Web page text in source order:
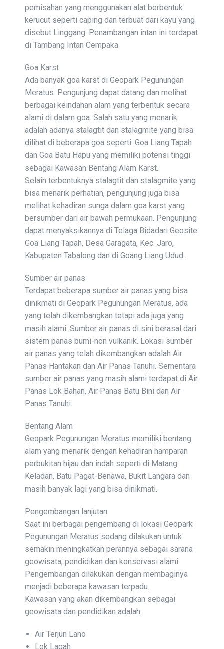
pemisahan yang menggunakan alat berbentuk
kerucut seperti caping dan terbuat dari kayu yang
disebut Linggang. Penambangan intan ini terdapat
di Tambang Intan Cempaka.
Goa Karst
Ada banyak goa karst di Geopark Pegunungan
Meratus. Pengunjung dapat datang dan melihat
berbagai keindahan alam yang terbentuk secara
alami di dalam goa. Salah satu yang menarik
adalah adanya stalagtit dan stalagmite yang bisa
dilihat di beberapa goa seperti: Goa Liang Tapah
dan Goa Batu Hapu yang memiliki potensi tinggi
sebagai Kawasan Bentang Alam Karst.
Selain terbentuknya stalagtit dan stalagmite yang
bisa menarik perhatian, pengunjung juga bisa
melihat kehadiran sunga dalam goa karst yang
bersumber dari air bawah permukaan. Pengunjung
dapat menyaksikannya di Telaga Bidadari Geosite
Goa Liang Tapah, Desa Garagata, Kec. Jaro,
Kabupaten Tabalong dan di Goang Liang Udud.
Sumber air panas
Terdapat beberapa sumber air panas yang bisa
dinikmati di Geopark Pegunungan Meratus, ada
yang telah dikembangkan tetapi ada juga yang
masih alami. Sumber air panas di sini berasal dari
sistem panas bumi-non vulkanik. Lokasi sumber
air panas yang telah dikembangkan adalah Air
Panas Hantakan dan Air Panas Tanuhi. Sementara
sumber air panas yang masih alami terdapat di Air
Panas Lok Bahan, Air Panas Batu Bini dan Air
Panas Tanuhi.
Bentang Alam
Geopark Pegunungan Meratus memiliki bentang
alam yang menarik dengan kehadiran hamparan
perbukitan hijau dan indah seperti di Matang
Keladan, Batu Pagat-Benawa, Bukit Langara dan
masih banyak lagi yang bisa dinikmati.
Pengembangan lanjutan
Saat ini berbagai pengembang di lokasi Geopark
Pegunungan Meratus sedang dilakukan untuk
semakin meningkatkan perannya sebagai sarana
geowisata, pendidikan dan konservasi alami.
Pengembangan dilakukan dengan membaginya
menjadi beberapa kawasan terpadu.
Kawasan yang akan dikembangkan sebagai
geowisata dan pendidikan adalah:
Air Terjun Lano
Lok Lagah